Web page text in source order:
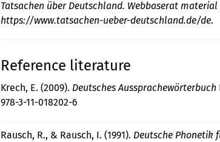
Tatsachen über Deutschland. Webbaserat material
https://www.tatsachen-ueber-deutschland.de/de.
Reference literature
Krech, E. (2009). Deutsches Aussprachewörterbuch
978-3-11-018202-6
Rausch, R., & Rausch, I. (1991). Deutsche Phonetik